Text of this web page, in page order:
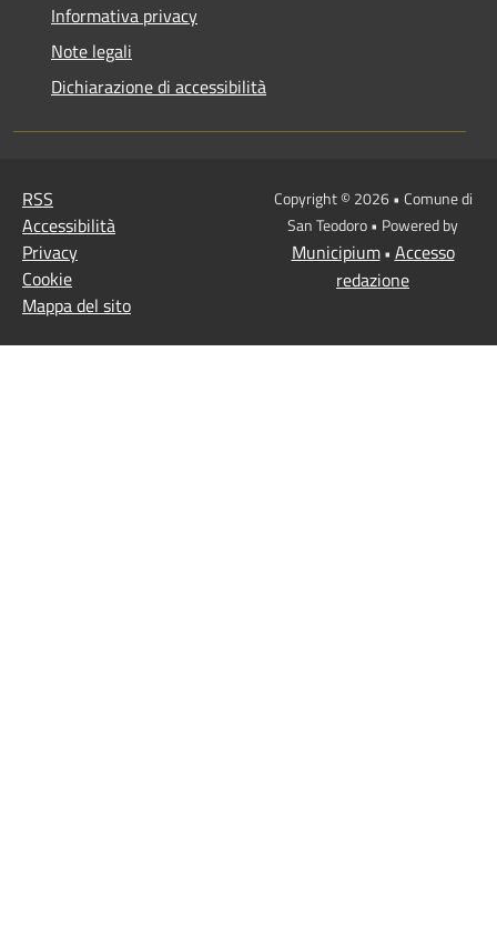
Informativa privacy
Note legali
Dichiarazione di accessibilità
RSS
Accessibilità
Privacy
Cookie
Mappa del sito
Copyright © 2026 • Comune di
San Teodoro • Powered by
Municipium• Accesso
redazione